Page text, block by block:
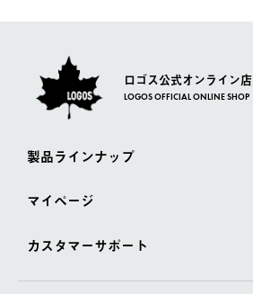
ロゴス公式オンライン店
LOGOS OFFICIAL ONLINE SHOP
製品ラインナップ
マイページ
カスタマーサポート